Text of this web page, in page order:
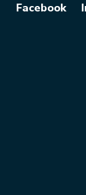
Facebook